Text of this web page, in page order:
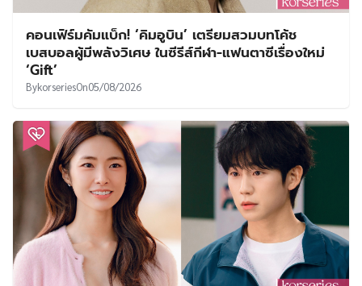
คอนเฟิร์มคัมแบ็ก! ‘คิมอูบิน’ เตรียมสวมบทโค้ช
เบสบอลผู้มีพลังวิเศษ ในซีรีส์กีฬา-แฟนตาซีเรื่องใหม่
‘Gift’
BykorseriesOn05/08/2026